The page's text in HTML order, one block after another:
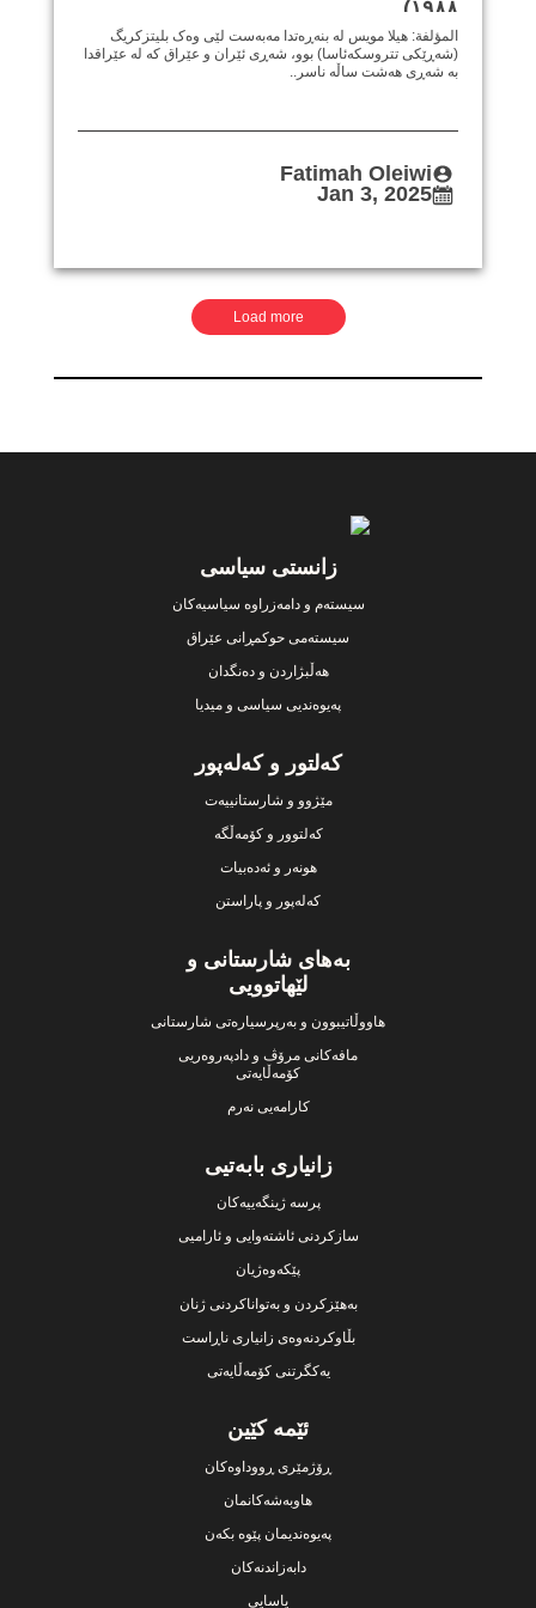
١٩٨٨)
المؤلفة: هيلا مويس لە بنەڕەتدا مەبەست لێی وەک بلیتزکریگ
(شەڕێکی تتروسکەئاسا) بوو، شەڕی ئێران و عێراق کە لە عێراقدا
بە شەڕی هەشت ساڵە ناسر..
Fatimah Oleiwi
Jan 3, 2025
Load more
Footerزانستی سیاسی
سیستەم و دامەزراوە سیاسیەکان
سیستەمی حوکمڕانی عێراق
هەڵبژاردن و دەنگدان
پەیوەندیی سیاسی و میدیا
کەلتور و کەلەپور
مێژوو و شارستانییەت
کەلتوور و کۆمەڵگە
هونەر و ئەدەبیات
کەلەپور و پاراستن
بەهای شارستانی و
لێهاتوویی
هاووڵاتیبوون و بەرپرسیارەتی شارستانی
مافەکانی مرۆڤ و دادپەروەریی
کۆمەڵایەتی
کارامەیی نەرم
زانیاری بابەتیی
پرسە ژینگەییەکان
سازکردنی ئاشتەوایی و ئارامیی
پێکەوەژیان
بەهێزکردن و بەتواناکردنی ژنان
بڵاوکردنەوەی زانیاری ناڕاست
یەکگرتنی کۆمەڵایەتی
ئێمە کێین
ڕۆژمێری ڕووداوەکان
هاوبەشەکانمان
پەیوەندیمان پێوە بکەن
دابەزاندنەکان
یاسایی